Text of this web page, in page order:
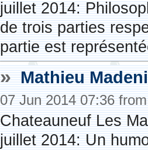
juillet 2014:
de trois parties
partie est
» Mathieu
07 Jun 2014 07:36
Chateauneuf Les
juillet 2014: Un